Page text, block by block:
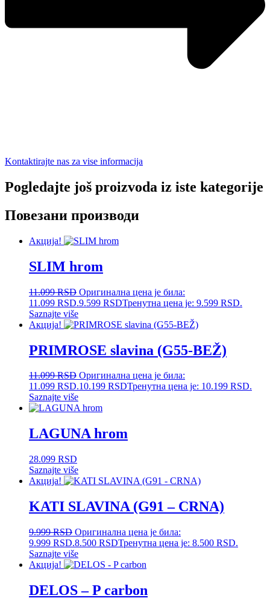
Kontaktirajte nas za vise informacija
Pogledajte još proizvoda iz iste kategorije
Повезани производи
Акција!
SLIM hrom
11.099RSD Оригинална цена је била:
11.099 RSD.9.599 RSDТренутна цена је: 9.599 RSD.
Saznajte više
Акција!
PRIMROSE slavina (G55-BEŽ)
11.099RSD Оригинална цена је била:
11.099 RSD.10.199 RSDТренутна цена је: 10.199 RSD.
Saznajte više
LAGUNA hrom
28.099 RSD
Saznajte više
Акција!
KATI SLAVINA (G91 – CRNA)
9.999RSD Оригинална цена је била:
9.999 RSD.8.500 RSDТренутна цена је: 8.500 RSD.
Saznajte više
Акција!
DELOS – P carbon